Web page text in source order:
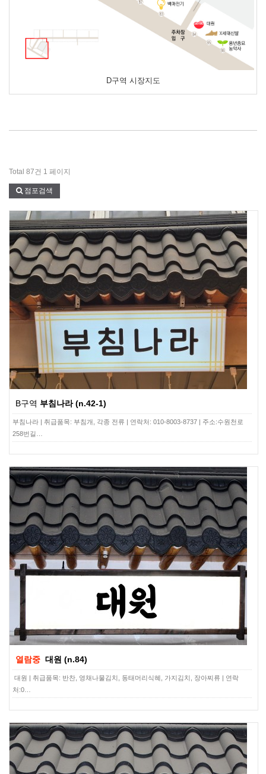
D구역 시장지도
Total 87건 1 페이지
점포검색
B구역 부침나라 (n.42-1)
부침나라 | 취급품목: 부침개, 각종 전류 | 연락처: 010-8003-8737 | 주소:수원천로
258번길…
열람중 대원 (n.84)
대원 | 취급품목: 반찬, 영채나물김치, 동태머리식혜, 가지김치, 장아찌류 | 연락
처:0…